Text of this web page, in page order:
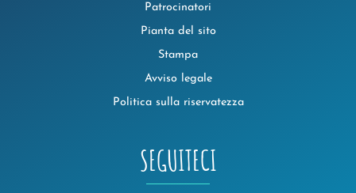
Patrocinatori
Pianta del sito
Stampa
Avviso legale
Politica sulla riservatezza
SEGUITECI